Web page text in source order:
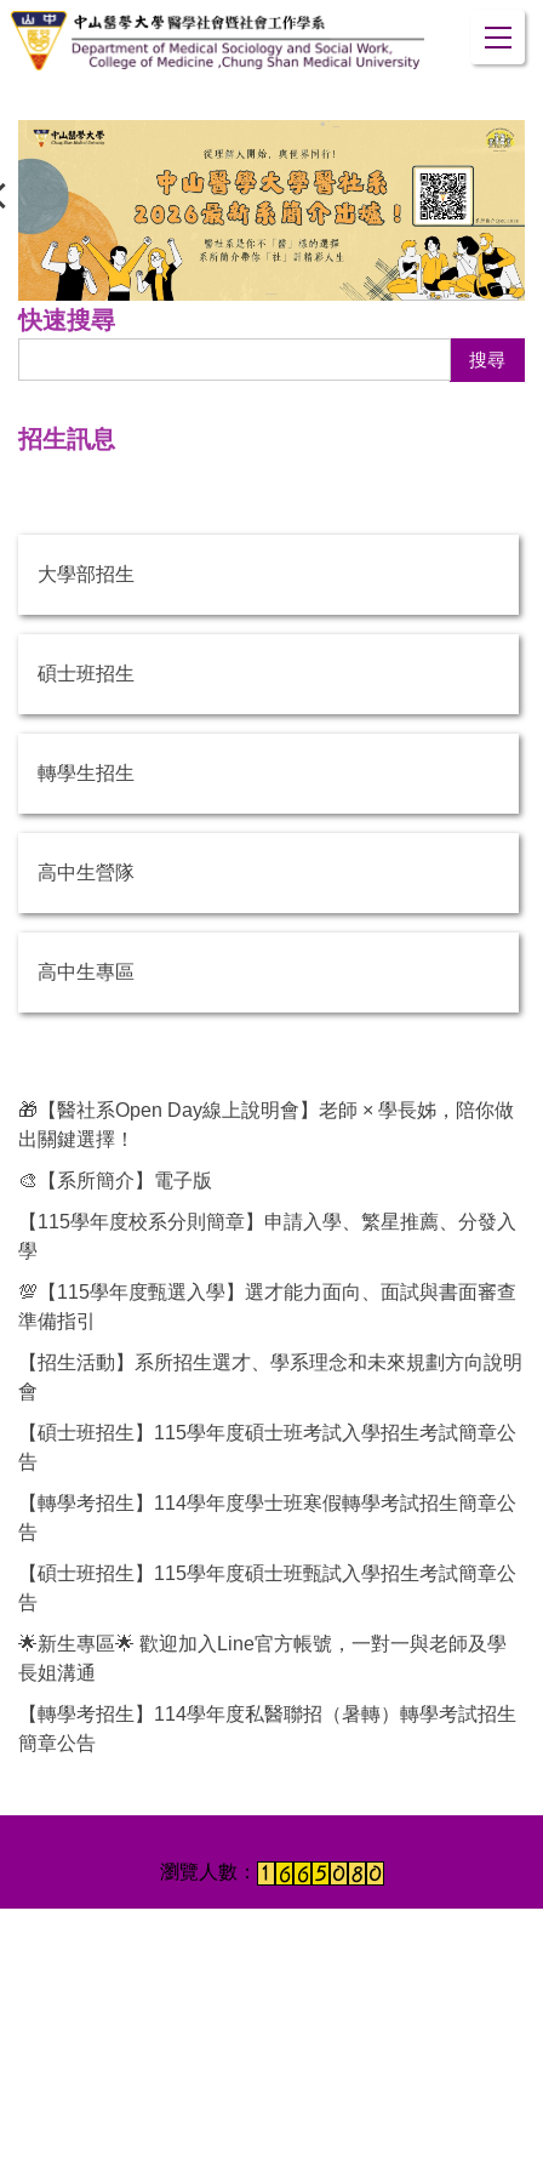
跳
到
容
區
快速搜尋
搜尋
招生訊息
大學部招生
碩士班招生
轉學生招生
高中生營隊
高中生專區
🎁【醫社系Open Day線上說明會】老師 × 學長姊，陪你做
出關鍵選擇！
🎨【系所簡介】電子版
【115學年度校系分則簡章】申請入學、繁星推薦、分發入
學
💯【115學年度甄選入學】選才能力面向、面試與書面審查
準備指引
【招生活動】系所招生選才、學系理念和未來規劃方向說明
會
【碩士班招生】115學年度碩士班考試入學招生考試簡章公
告
【轉學考招生】114學年度學士班寒假轉學考試招生簡章公
告
【碩士班招生】115學年度碩士班甄試入學招生考試簡章公
告
🌟新生專區🌟 歡迎加入Line官方帳號，一對一與老師及學
長姐溝通
【轉學考招生】114學年度私醫聯招（暑轉）轉學考試招生
簡章公告